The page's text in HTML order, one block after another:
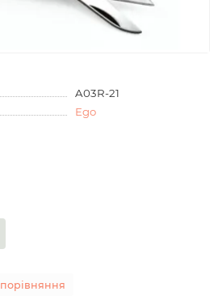
A03R-21
Ego
порівняння